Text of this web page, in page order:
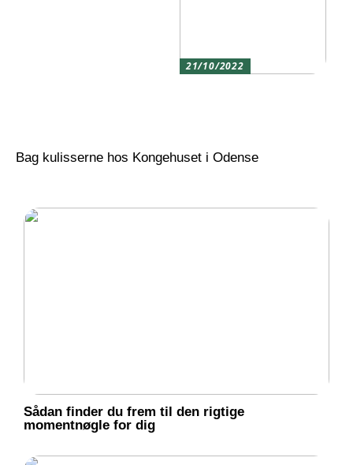
21/10/2022
Bag kulisserne hos Kongehuset i Odense
Sådan finder du frem til den rigtige
momentnøgle for dig